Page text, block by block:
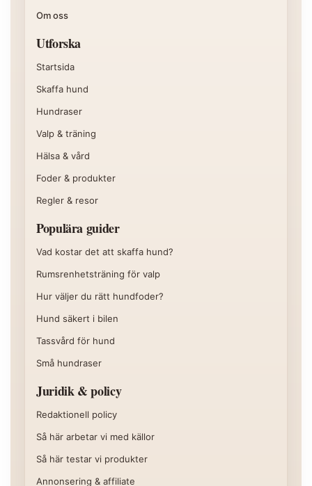
Om oss
Utforska
Startsida
Skaffa hund
Hundraser
Valp & träning
Hälsa & vård
Foder & produkter
Regler & resor
Populära guider
Vad kostar det att skaffa hund?
Rumsrenhetsträning för valp
Hur väljer du rätt hundfoder?
Hund säkert i bilen
Tassvård för hund
Små hundraser
Juridik & policy
Redaktionell policy
Så här arbetar vi med källor
Så här testar vi produkter
Annonsering & affiliate